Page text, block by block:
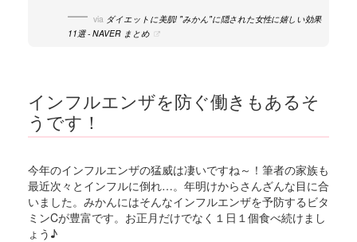
via ダイエットに美肌! "みかん"に隠された女性に嬉しい効果
11選 - NAVER まとめ
インフルエンザを防ぐ働きもあるそ
うです！
今年のインフルエンザの猛威は凄いですね～！筆者の家族も
最近次々とインフルに倒れ…。年明けからさんざんな目に合
いました。みかんにはそんなインフルエンザを予防するビタ
ミンCが豊富です。お正月だけでなく１日１個食べ続けまし
ょう♪